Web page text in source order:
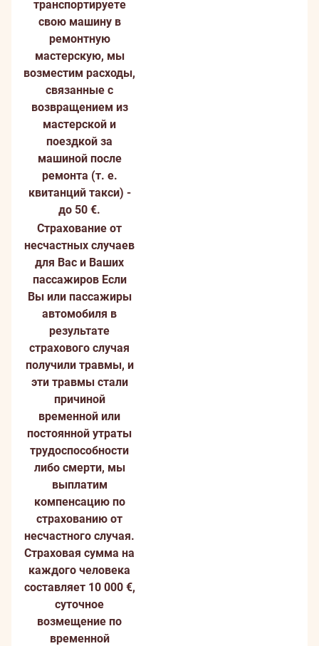
транспортируете
свою машину в
ремонтную
мастерскую, мы
возместим расходы,
связанные с
возвращением из
мастерской и
поездкой за
машиной после
ремонта (т. е.
квитанций такси) -
до 50 €.
Страхование от
несчастных случаев
для Вас и Ваших
пассажиров Если
Вы или пассажиры
автомобиля в
результате
страхового случая
получили травмы, и
эти травмы стали
причиной
временной или
постоянной утраты
трудоспособности
либо смерти, мы
выплатим
компенсацию по
страхованию от
несчастного случая.
Страховая сумма на
каждого человека
составляет 10 000 €,
суточное
возмещение по
временной